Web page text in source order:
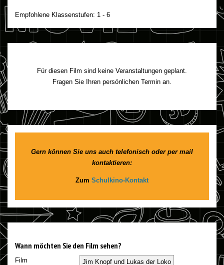
Empfohlene Klassenstufen: 1 - 6
Für diesen Film sind keine Veranstaltungen geplant.
Fragen Sie Ihren persönlichen Termin an.
Gern können Sie uns auch telefonisch oder per mail
kontaktieren:
Zum Schulkino-Kontakt
Wann möchten Sie den Film sehen?
Film